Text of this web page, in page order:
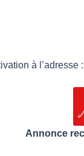
à l’adresse :
Annonce